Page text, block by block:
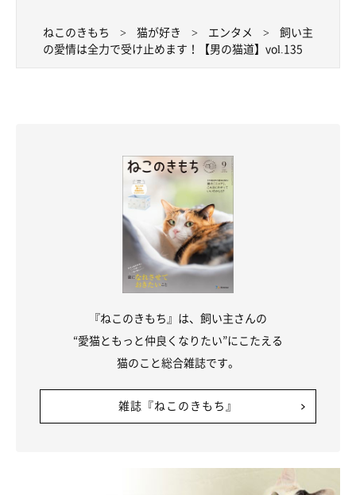
ねこのきもち 猫が好き エンタメ
飼い主
の愛情は全力で受け止めます！【男の猫道】vol.135
『ねこのきもち』は、飼い主さんの
“愛猫ともっと仲良くなりたい”にこたえる
猫のこと総合雑誌です。
雑誌『ねこのきもち』